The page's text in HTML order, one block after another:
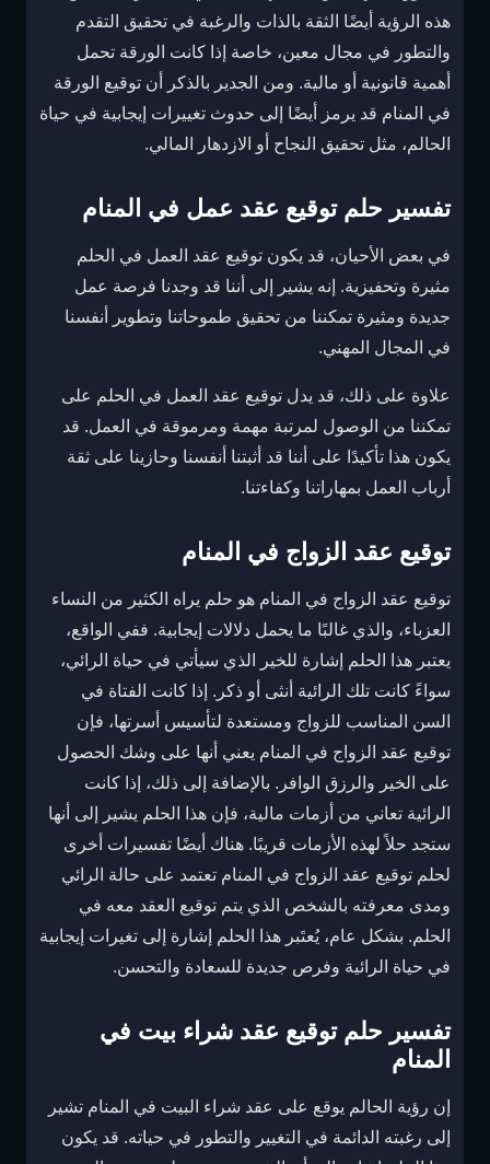
هذه الرؤية أيضًا الثقة بالذات والرغبة في تحقيق التقدم
والتطور في مجال معين، خاصة إذا كانت الورقة تحمل
أهمية قانونية أو مالية. ومن الجدير بالذكر أن توقيع الورقة
في المنام قد يرمز أيضًا إلى حدوث تغييرات إيجابية في حياة
الحالم، مثل تحقيق النجاح أو الازدهار المالي.
تفسير حلم توقيع عقد عمل في المنام
في بعض الأحيان، قد يكون توقيع عقد العمل في الحلم
مثيرة وتحفيزية. إنه يشير إلى أننا قد وجدنا فرصة عمل
جديدة ومثيرة تمكننا من تحقيق طموحاتنا وتطوير أنفسنا
في المجال المهني.
علاوة على ذلك، قد يدل توقيع عقد العمل في الحلم على
تمكننا من الوصول لمرتبة مهمة ومرموقة في العمل. قد
يكون هذا تأكيدًا على أننا قد أثبتنا أنفسنا وحازينا على ثقة
أرباب العمل بمهاراتنا وكفاءتنا.
توقيع عقد الزواج في المنام
توقيع عقد الزواج في المنام هو حلم يراه الكثير من النساء
العزباء، والذي غالبًا ما يحمل دلالات إيجابية. ففي الواقع،
يعتبر هذا الحلم إشارة للخير الذي سيأتي في حياة الرائي،
سواءً كانت تلك الرائية أنثى أو ذكر. إذا كانت الفتاة في
السن المناسب للزواج ومستعدة لتأسيس أسرتها، فإن
توقيع عقد الزواج في المنام يعني أنها على وشك الحصول
على الخير والرزق الوافر. بالإضافة إلى ذلك، إذا كانت
الرائية تعاني من أزمات مالية، فإن هذا الحلم يشير إلى أنها
ستجد حلاً لهذه الأزمات قريبًا. هناك أيضًا تفسيرات أخرى
لحلم توقيع عقد الزواج في المنام تعتمد على حالة الرائي
ومدى معرفته بالشخص الذي يتم توقيع العقد معه في
الحلم. بشكل عام، يُعتَبر هذا الحلم إشارة إلى تغيرات إيجابية
في حياة الرائية وفرص جديدة للسعادة والتحسن.
تفسير حلم توقيع عقد شراء بيت في
المنام
إن رؤية الحالم يوقع على عقد شراء البيت في المنام تشير
إلى رغبته الدائمة في التغيير والتطور في حياته. قد يكون